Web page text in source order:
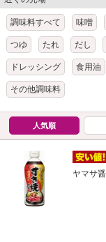
調味料すべて 味噌
つゆ たれ だし
ドレッシング 食用油
その他調味料
人気順
ヤマサ